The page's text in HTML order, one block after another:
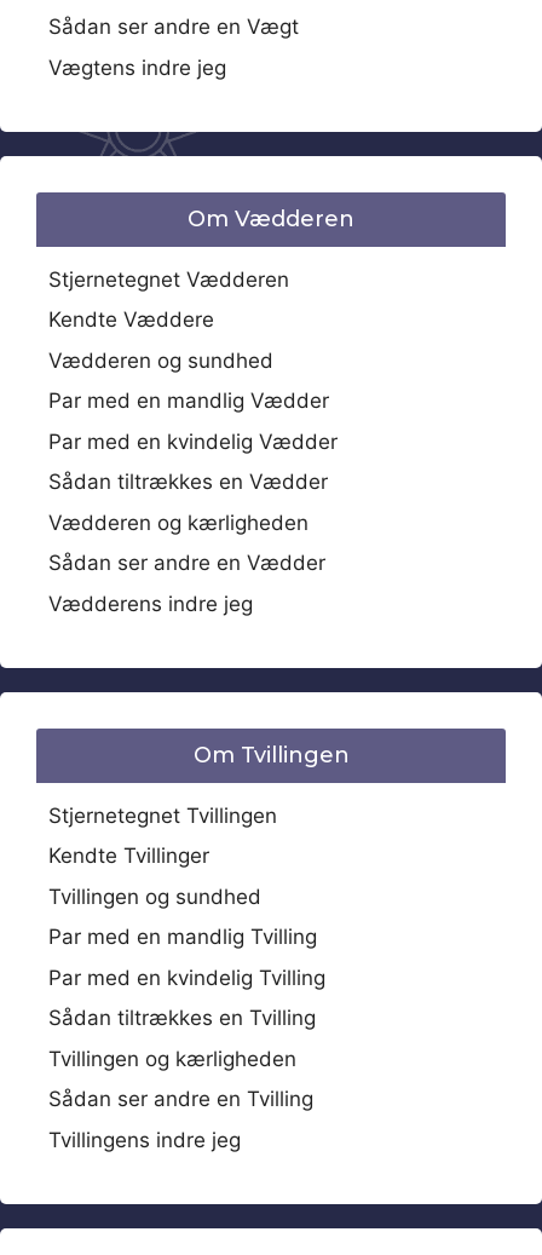
Sådan ser andre en Vægt
Vægtens indre jeg
Om Vædderen
Stjernetegnet Vædderen
Kendte Væddere
Vædderen og sundhed
Par med en mandlig Vædder
Par med en kvindelig Vædder
Sådan tiltrækkes en Vædder
Vædderen og kærligheden
Sådan ser andre en Vædder
Vædderens indre jeg
Om Tvillingen
Stjernetegnet Tvillingen
Kendte Tvillinger
Tvillingen og sundhed
Par med en mandlig Tvilling
Par med en kvindelig Tvilling
Sådan tiltrækkes en Tvilling
Tvillingen og kærligheden
Sådan ser andre en Tvilling
Tvillingens indre jeg